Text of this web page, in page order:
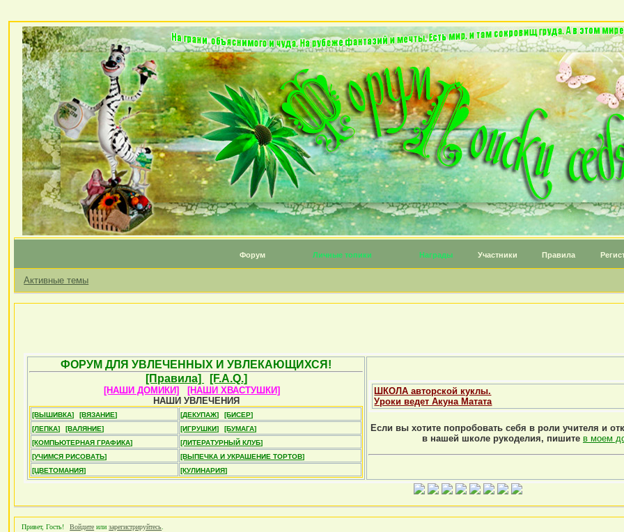
Форум Личные топики Награды Участники Правила
Активные темы
ФОРУМ ДЛЯ УВЛЕЧЕННЫХ И УВЛЕКАЮЩИХСЯ!
[Правила]
[F.A.Q.]
[НАШИ ДОМИКИ]
[НАШИ ХВАСТУШКИ]
НАШИ УВЛЕЧЕНИЯ
[ВЫШИВКА] [ВЯЗАНИЕ] [ДЕКУПАЖ]
[БИСЕР]
[ЛЕПКА]
[ВАЛЯНИЕ] [ИГРУШКИ]
[БУМАГА]
[КОМПЬЮТЕРНАЯ ГРАФИКА]
[ЛИТЕРАТУРНЫЙ КЛУБ]
[УЧИМСЯ РИСОВАТЬ]
[ВЫПЕЧКА И УКРАШЕНИЕ ТОРТОВ]
[ЦВЕТОМАНИЯ]
[КУЛИНАРИЯ]
ШКОЛА авторской куклы.
Уроки ведет Акуна Матата
Если вы хотите попробовать себя в роли учителя и
в нашей школе рукоделия, пишите в моем
Привет, Гость! Войдите илизарегистрируйтесь